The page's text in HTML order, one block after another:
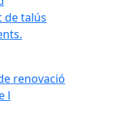
de talús
renovació
l